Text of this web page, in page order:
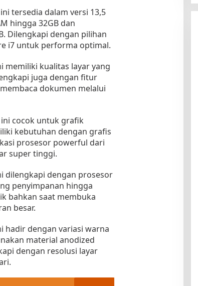
tersedia dalam versi 13,5
hingga 32GB dan
Dilengkapi dengan pilihan
i7 untuk performa optimal.
memiliki kualitas layar yang
juga dengan fitur
dokumen melalui
ini cocok untuk grafik
kebutuhan dengan grafis
prosesor powerful dari
super tinggi.
dilengkapi dengan prosesor
penyimpanan hingga
bahkan saat membuka
besar.
hadir dengan variasi warna
material anodized
dengan resolusi layar